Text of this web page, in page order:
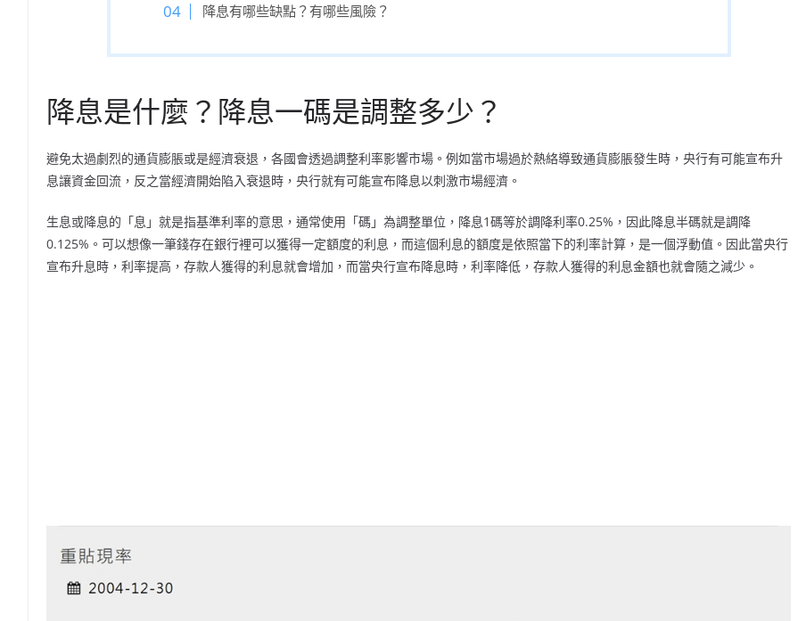
降息有哪些缺點？有哪些風險？
降息是什麼？降息一碼是調整多少？
避免太過劇烈的通貨膨脹或是經濟衰退，各國會透過調整利率影響市場。例如當市場過於熱絡導致通貨膨脹發生時，央行有可能宣布升
息讓資金回流，反之當經濟開始陷入衰退時，央行就有可能宣布降息以刺激市場經濟。
生息或降息的「息」就是指基準利率的意思，通常使用「碼」為調整單位，降息1碼等於調降利率0.25%，因此降息半碼就是調降
0.125%。可以想像一筆錢存在銀行裡可以獲得一定額度的利息，而這個利息的額度是依照當下的利率計算，是一個浮動值。因此當央行
宣布升息時，利率提高，存款人獲得的利息就會增加，而當央行宣布降息時，利率降低，存款人獲得的利息金額也就會隨之減少。